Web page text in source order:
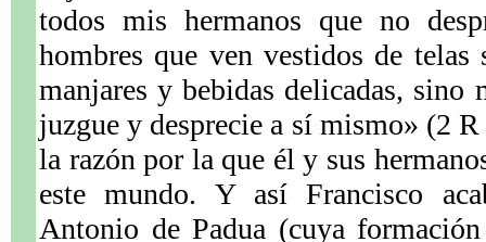
todos mis hermanos que no
hombres que ven vestidos de telas
manjares y bebidas delicadas, sino
juzgue y desprecie a sí mismo» (2
la razón por la que él y sus
este mundo. Y así Francisco
Antonio de Padua (cuya